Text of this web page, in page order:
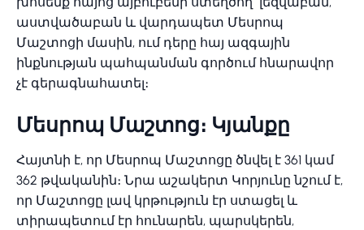
աստվածաբան և վարդապետ Մեսրոպ
Մաշտոցի մասին, ում դերը հայ ազգային
ինքնության պահպանման գործում հնարավոր
չէ գերագնահատել։
Մեսրոպ Մաշտոց։ Կյանքը
Հայտնի է, որ Մեսրոպ Մաշտոցը ծնվել է 361 կամ
362 թվականին։ Նրա աշակերտ Կորյունը նշում է,
որ Մաշտոցը լավ կրթություն էր ստացել և
տիրապետում էր հունարեն, պարսկերեն,